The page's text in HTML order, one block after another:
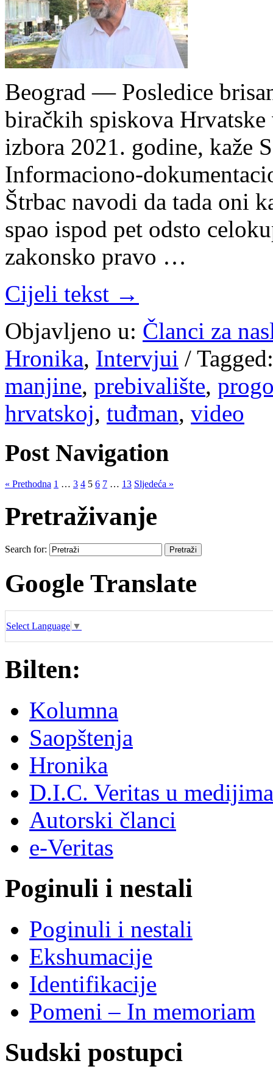
Beograd — Posledice
biračkih spiskova
izbora 2021. godine, kaže
Informaciono-
Štrbac navodi da tada oni
spao ispod pet odsto
zakonsko pravo …
Cijeli tekst →
Objavljeno u: Članci za
Hronika, Intervjui / Tagged:
manjine, prebivalište,
hrvatskoj, tuđman, video
Post Navigation
« Prethodna 1 … 3 4 5 6 7 … 13 Sljedeća »
Pretraživanje
Search for:
Google Translate
Select Language ▼
Bilten:
Kolumna
Saopštenja
Hronika
D.I.C. Veritas u medijima
Autorski članci
e-Veritas
Poginuli i nestali
Poginuli i nestali
Ekshumacije
Identifikacije
Pomeni – In memoriam
Sudski postupci